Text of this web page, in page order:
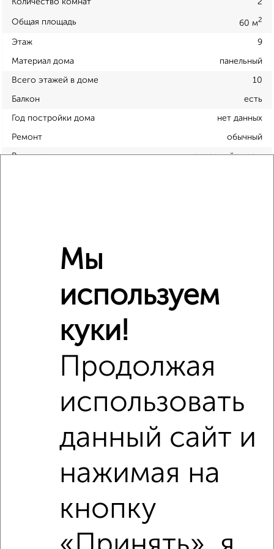
Количество комнат 2
Общая площадь 60 м2
Этаж 9
Материал дома панельный
Всего этажей в доме 10
Балкон есть
Год постройки дома нет данных
Ремонт обычный
Вид жилья строящийся дом
Расположение, инфраструктура рядом
Поликлиники
Банкоматы
Фитнес
Торг. центры
Мы
используем
куки!
Продолжая
использовать
данный сайт и
нажимая на
кнопку